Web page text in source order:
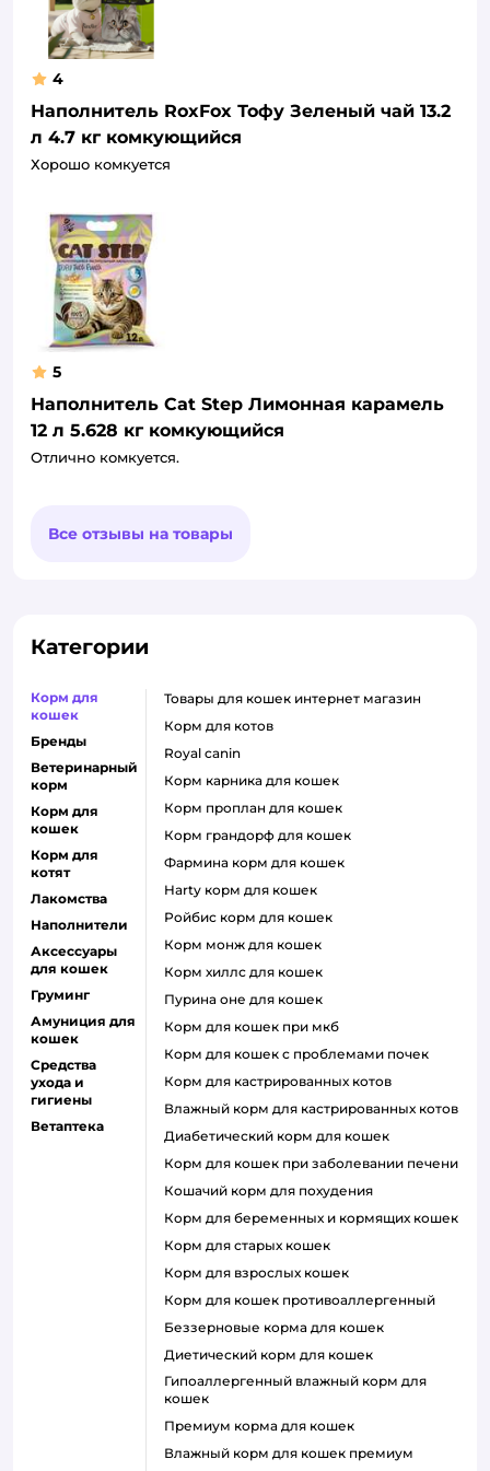
4
Наполнитель RoxFox Тофу Зеленый чай 13.2
л 4.7 кг комкующийся
Хорошо комкуется
5
Наполнитель Cat Step Лимонная карамель
12 л 5.628 кг комкующийся
Отлично комкуется.
Все отзывы на товары
Категории
Корм для
кошек
Бренды
Ветеринарный
корм
Корм для
кошек
Корм для
котят
Лакомства
Наполнители
Аксессуары
для кошек
Груминг
Амуниция для
кошек
Средства
ухода и
гигиены
Ветаптека
товары для кошек интернет магазин
корм для котов
royal canin
корм карника для кошек
корм проплан для кошек
корм грандорф для кошек
фармина корм для кошек
harty корм для кошек
ройбис корм для кошек
корм монж для кошек
корм хиллс для кошек
пурина оне для кошек
корм для кошек при мкб
корм для кошек с проблемами почек
Корм для кастрированных котов
влажный корм для кастрированных котов
диабетический корм для кошек
корм для кошек при заболевании печени
кошачий корм для похудения
корм для беременных и кормящих кошек
корм для старых кошек
корм для взрослых кошек
корм для кошек противоаллергенный
беззерновые корма для кошек
диетический корм для кошек
гипоаллергенный влажный корм для
кошек
премиум корма для кошек
влажный корм для кошек премиум